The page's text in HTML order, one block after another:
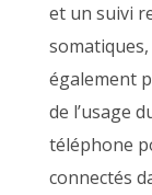
et un suivi
également
de l’usage
téléphone
connectés